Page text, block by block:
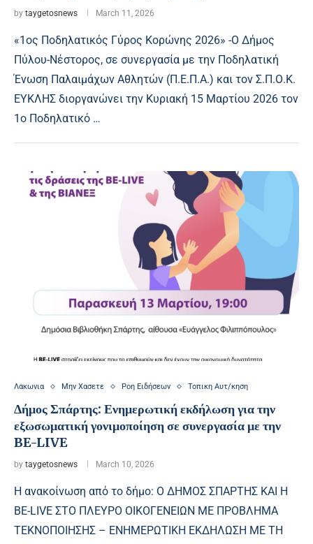
by taygetosnews March 11, 2026
«1ος Ποδηλατικός Γύρος Κορώνης 2026» -Ο Δήμος
Πύλου-Νέστορος, σε συνεργασία με την Ποδηλατική
Ένωση Παλαιμάχων Αθλητών (Π.Ε.Π.Α.) και τον Σ.Π.Ο.Κ.
ΕΥΚΛΗΣ διοργανώνει την Κυριακή 15 Μαρτίου 2026 τον
1ο Ποδηλατικό …
Λακωνια Μην Χασετε Ροη Ειδήσεων Τοπικη Αυτ/κηση
Δήμος Σπάρτης: Ενημερωτική εκδήλωση για την
εξωσωματική γονιμοποίηση σε συνεργασία με την
BE-LIVE
by taygetosnews March 10, 2026
Η ανακοίνωση από το δήμο: Ο ΔΗΜΟΣ ΣΠΑΡΤΗΣ ΚΑΙ Η
BE-LIVE ΣΤΟ ΠΛΕΥΡΟ ΟΙΚΟΓΕΝΕΙΩΝ ΜΕ ΠΡΟΒΛΗΜΑ
ΤΕΚΝΟΠΟΙΗΣΗΣ – ΕΝΗΜΕΡΩΤΙΚΗ ΕΚΔΗΛΩΣΗ ΜΕ ΤΗ